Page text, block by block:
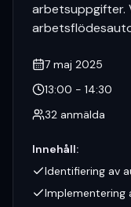
arbetsuppgifter.
7 maj 2025
13:00 - 14:30
32 anmälda
Innehåll:
Identifiering av
Implementering